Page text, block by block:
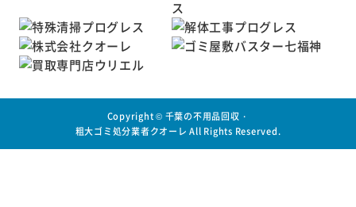
Copyright © 千葉の不用品回収・
粗大ゴミ処分業者クオーレ All Rights Reserved.